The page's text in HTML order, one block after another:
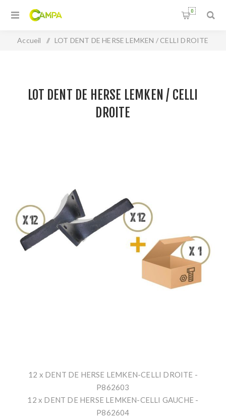
0
Accueil / LOT DENT DE HERSE LEMKEN / CELLI DROITE
LOT DENT DE HERSE LEMKEN / CELLI
DROITE
12 x DENT DE HERSE LEMKEN-CELLI DROITE -
P862603
12 x DENT DE HERSE LEMKEN-CELLI GAUCHE -
P862604